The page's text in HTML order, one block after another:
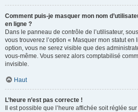
Comment puis-je masquer mon nom
en ligne ?
Dans le panneau de contrôle de l’utilisateur,
vous trouverez l’option « Masquer mon statut en
option, vous ne serez visible que des
vous-même. Vous serez alors comptabilisé
invisible.
Haut
L’heure n’est pas correcte !
Il est possible que l’heure affichée soit réglée